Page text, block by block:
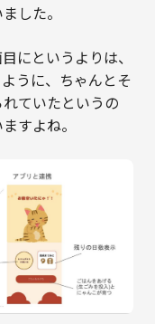
した。
にというよりは、
うに、ちゃんとそ
ていたというの
すよね。